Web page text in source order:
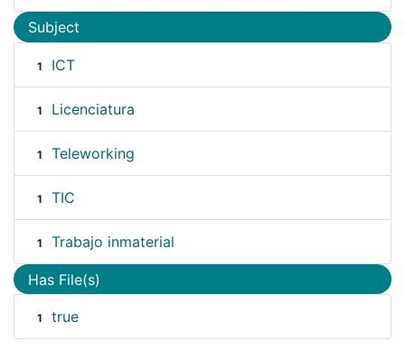
Subject
1 ICT
1 Licenciatura
1 Teleworking
1 TIC
1 Trabajo inmaterial
Has File(s)
1 true